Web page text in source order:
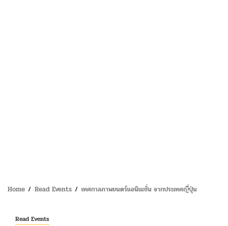
Home Read Events เทศกาลภาพยนตร์แอนิเมชั่น จากประเทศญี่ปุ่น
Read Events